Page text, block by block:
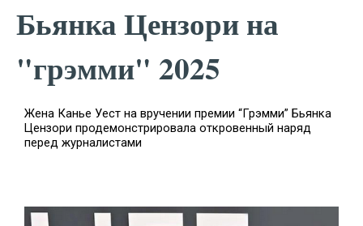
Бьянка Цензори на
"грэмми" 2025
Жена Канье Уест на вручении премии “Грэмми” Бьянка
Цензори продемонстрировала откровенный наряд
перед журналистами